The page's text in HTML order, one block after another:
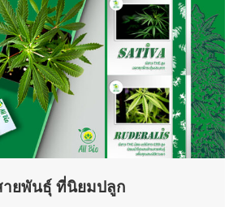
ยพันธุ์ ที่นิยมปลูก